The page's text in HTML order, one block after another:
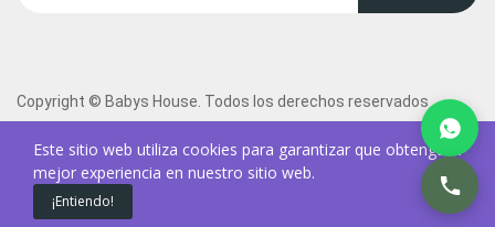
Copyright © Babys House. Todos los derechos reservados
Este sitio web utiliza cookies para garantizar que obtenga la
mejor experiencia en nuestro sitio web.
¡Entiendo!